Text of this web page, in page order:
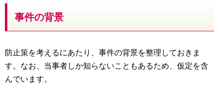
事件の背景
防止策を考えるにあたり、事件の背景を整理しておきま
す。なお、当事者しか知らないこともあるため、仮定を含
んでいます。